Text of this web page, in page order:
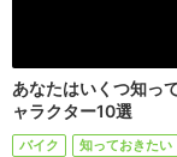
あなたはいくつ知っ
ャラクター10選
バイク 知っておきたい